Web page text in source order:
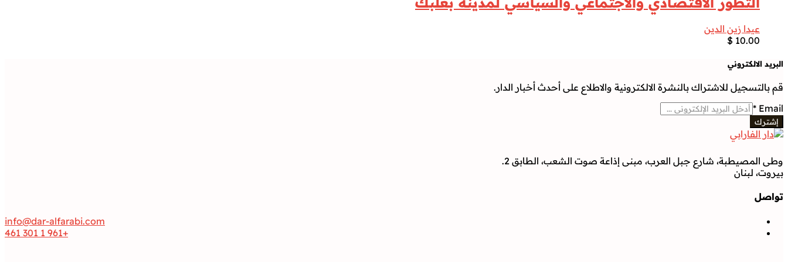
عيدا زين الدين
$ 10.00
البريد الالكتروني
قم بالتسجيل للاشتراك بالنشرة الالكترونية والاطلاع على أحدث أخبار الدار.
Email
*
إشترك
وطى المصيطبة، شارع جبل العرب، مبنى إذاعة صوت الشعب، الطابق 2.
بيروت، لبنان
تواصل
info@dar-alfarabi.com
+961 1 301 461